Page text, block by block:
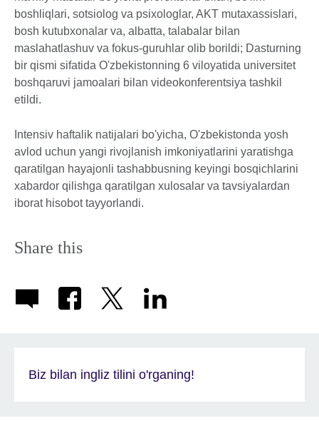
boshliqlari, sotsiolog va psixologlar, AKT mutaxassislari,
bosh kutubxonalar va, albatta, talabalar bilan
maslahatlashuv va fokus-guruhlar olib borildi; Dasturning
bir qismi sifatida O'zbekistonning 6 viloyatida universitet
boshqaruvi jamoalari bilan videokonferentsiya tashkil
etildi.
Intensiv haftalik natijalari bo'yicha, O'zbekistonda yosh
avlod uchun yangi rivojlanish imkoniyatlarini yaratishga
qaratilgan hayajonli tashabbusning keyingi bosqichlarini
xabardor qilishga qaratilgan xulosalar va tavsiyalardan
iborat hisobot tayyorlandi.
Share this
Biz bilan ingliz tilini o'rganing!